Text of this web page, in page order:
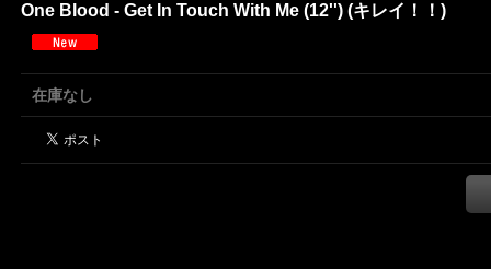
One Blood - Get In Touch With Me (12'') (キレイ！！)
在庫なし